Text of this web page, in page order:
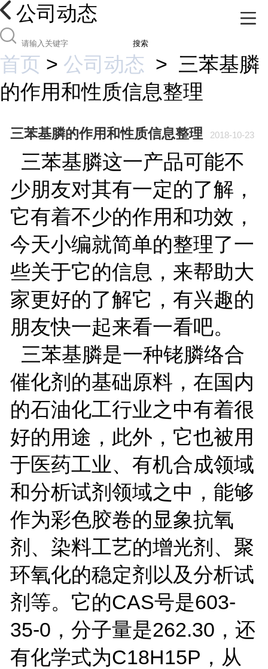
公司动态
搜索
首页 > 公司动态 > 三苯基膦
的作用和性质信息整理
三苯基膦的作用和性质信息整理 2018-10-23
三苯基膦这一产品可能不
少朋友对其有一定的了解，
它有着不少的作用和功效，
今天小编就简单的整理了一
些关于它的信息，来帮助大
家更好的了解它，有兴趣的
朋友快一起来看一看吧。
三苯基膦是一种铑膦络合
催化剂的基础原料，在国内
的石油化工行业之中有着很
好的用途，此外，它也被用
于医药工业、有机合成领域
和分析试剂领域之中，能够
作为彩色胶卷的显象抗氧
剂、染料工艺的增光剂、聚
环氧化的稳定剂以及分析试
剂等。它的CAS号是603-
35-0，分子量是262.30，还
有化学式为C18H15P，从